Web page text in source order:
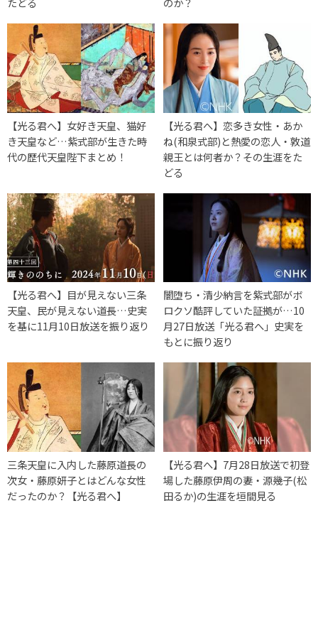
【光る君へ】女好き天皇、猫好
き天皇など…紫式部が生きた時
代の歴代天皇陛下まとめ！
【光る君へ】恋多き女性・あか
ね(和泉式部)と熱愛の恋人・敦道
親王とは何者か？その生涯をた
どる
【光る君へ】目が見えない三条
天皇、民が見えない道長…史実
を基に11月10日放送を振り返り
闇堕ち・清少納言を紫式部がボ
ロクソ酷評していた証拠が…10
月27日放送「光る君へ」史実を
もとに振り返り
三条天皇に入内した藤原道長の
次女・藤原妍子とはどんな女性
だったのか？【光る君へ】
【光る君へ】7月28日放送で初登
場した藤原伊周の妻・源幾子(松
田るか)の生涯を垣間見る